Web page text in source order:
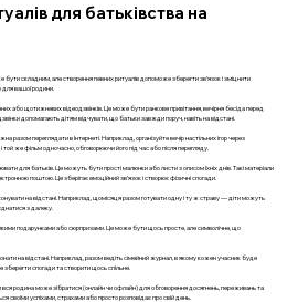
для батьківства на
складним, але створення певних ритуалів допоможе зберегти зв’язок і зміцнити
для вашої родини.
або щотижневих відеодзвінків. Це може бути ранкове привітання, вечірня бесіда перед
допомагають дітям відчувати, що батьки завжди поруч, навіть на відстані.
разом переглядати в Інтернеті. Наприклад, організуйте вечір настільних ігор через
же фільм одночасно, обговорюючи його під час або після перегляду.
для батьків. Це можуть бути прості малюнки або листи з описом їхніх днів. Такі матеріали
поштою. Це зберігає емоційний зв’язок і створює фізичні спогади.
на відстані. Наприклад, щомісяця разом готувати одну і ту ж страву — діти можуть
з далеку.
подарунками або сюрпризами. Це може бути щось просте, але символічне, що
на відстані. Наприклад, разом ведіть сімейний журнал, в якому кожен учасник буде
спогади та створити щось спільне.
вся родина може зібратися (онлайн чи офлайн) для обговорення досягнень, переживань та
успіхами, страхами або просто розповідає про свій день.